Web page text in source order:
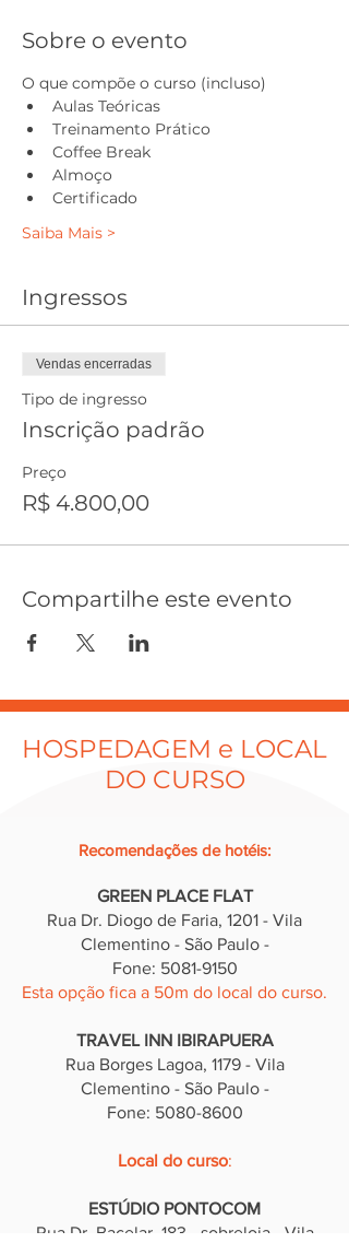
Sobre o evento
O que compõe o curso (incluso)
Aulas Teóricas
Treinamento Prático
Coffee Break
Almoço
Certificado
Saiba Mais >
Ingressos
Vendas encerradas
Tipo de ingresso
Inscrição padrão
Preço
R$ 4.800,00
Compartilhe este evento
HOSPEDAGEM e LOCAL
DO CURSO
Recomendações de hotéis:
GREEN PLACE FLAT
Rua Dr. Diogo de Faria, 1201 - Vila
Clementino - São Paulo -
Fone: 5081-9150
Esta opção fica a 50m do local do curso.
TRAVEL INN IBIRAPUERA
Rua Borges Lagoa, 1179 - Vila
Clementino - São Paulo -
Fone: 5080-8600
Local do curso:
ESTÚDIO PONTOCOM
Rua Dr. Bacelar, 183 - sobreloja - Vila